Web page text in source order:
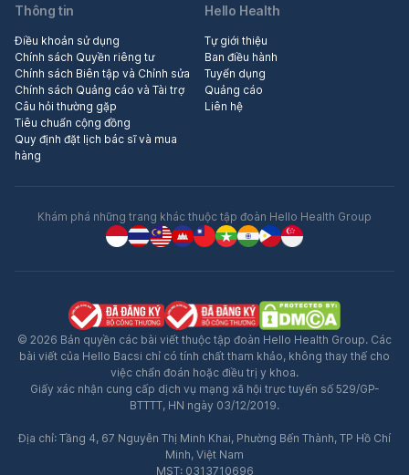
Thông tin
Điều khoản sử dụng
Chính sách Quyền riêng tư
Chính sách Biên tập và Chỉnh sửa
Chính sách Quảng cáo và Tài trợ
Câu hỏi thường gặp
Tiêu chuẩn cộng đồng
Quy định đặt lịch bác sĩ và mua
hàng
Hello Health
Tự giới thiệu
Ban điều hành
Tuyển dụng
Quảng cáo
Liên hệ
Khám phá những trang khác thuộc tập đoàn Hello Health Group
© 2026 Bản quyền các bài viết thuộc tập đoàn Hello Health Group. Các
bài viết của Hello Bacsi chỉ có tính chất tham khảo, không thay thế cho
việc chẩn đoán hoặc điều trị y khoa.
Giấy xác nhận cung cấp dịch vụ mạng xã hội trực tuyến số 529/GP-
BTTTT, HN ngày 03/12/2019.
Địa chỉ: Tầng 4, 67 Nguyễn Thị Minh Khai, Phường Bến Thành, TP Hồ Chí
Minh, Việt Nam
MST: 0313710696